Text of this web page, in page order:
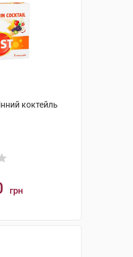
коктейль
грн